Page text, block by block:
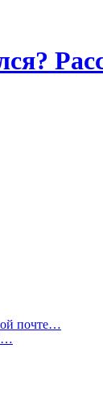
почте…